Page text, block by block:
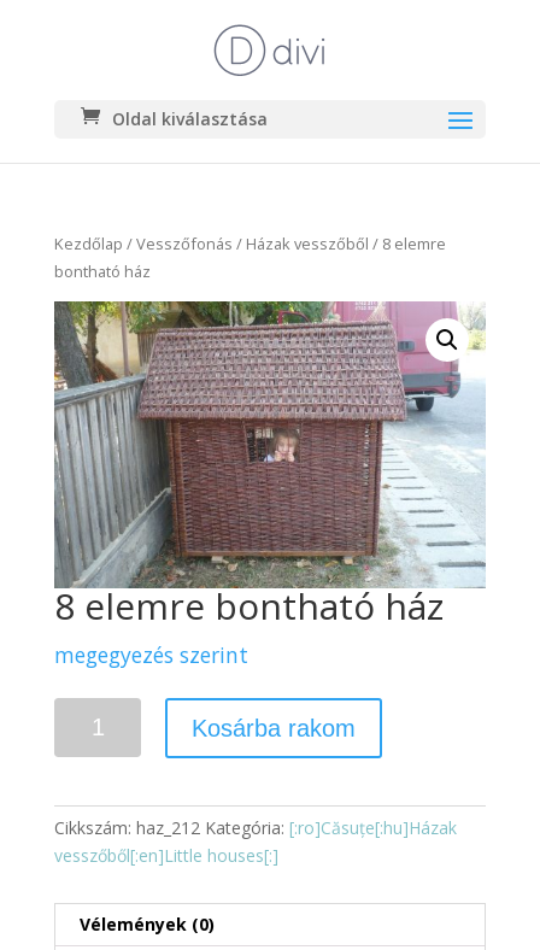
Oldal kiválasztása
Kezdőlap /Vesszőfonás / Házak vesszőből / 8 elemre
bontható ház
8 elemre bontható ház
megegyezés szerint
Kosárba rakom
Cikkszám: haz_212 Kategória: [:ro]Căsuțe[:hu]Házak
vesszőből[:en]Little houses[:]
Vélemények (0)